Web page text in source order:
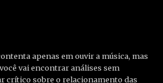
apenas em ouvir a música, mas
vai encontrar análises sem
crítico sobre o relacionamento das